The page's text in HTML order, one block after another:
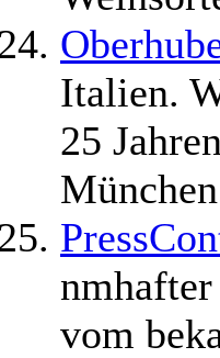
Italien.
25
vom